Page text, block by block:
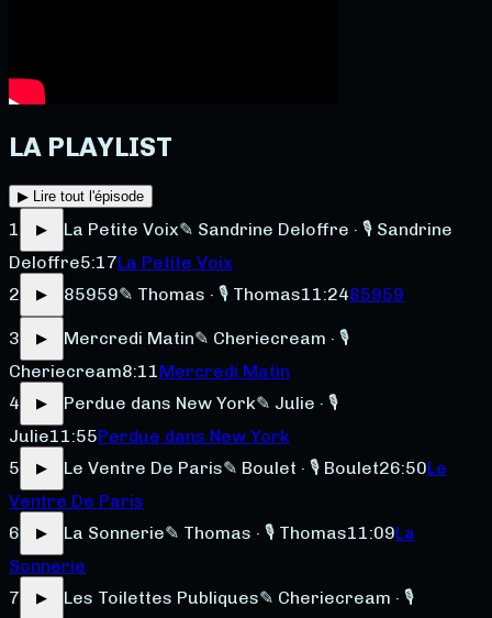
LA PLAYLIST
▶ Lire tout l'épisode
1 ▶ La Petite Voix✎ Sandrine Deloffre · 🎙 Sandrine
Deloffre5:17La Petite Voix
2
▶ 85959✎ Thomas · 🎙 Thomas11:2485959
3 ▶ Mercredi Matin✎ Cheriecream · 🎙
Cheriecream8:11Mercredi Matin
4
▶ Perdue dans New York✎ Julie · 🎙
Julie11:55Perdue dans New York
5
▶ Le Ventre De Paris✎ Boulet · 🎙 Boulet26:50Le
Ventre De Paris
6
▶ La Sonnerie✎ Thomas · 🎙 Thomas11:09La
Sonnerie
7
▶ Les Toilettes Publiques✎ Cheriecream · 🎙